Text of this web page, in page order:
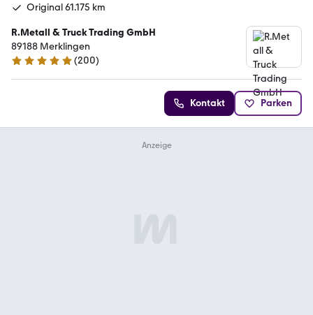
Original 61.175 km
R.Metall & Truck Trading GmbH
89188 Merklingen
4.9 Sterne
(200)
Kontakt Parken